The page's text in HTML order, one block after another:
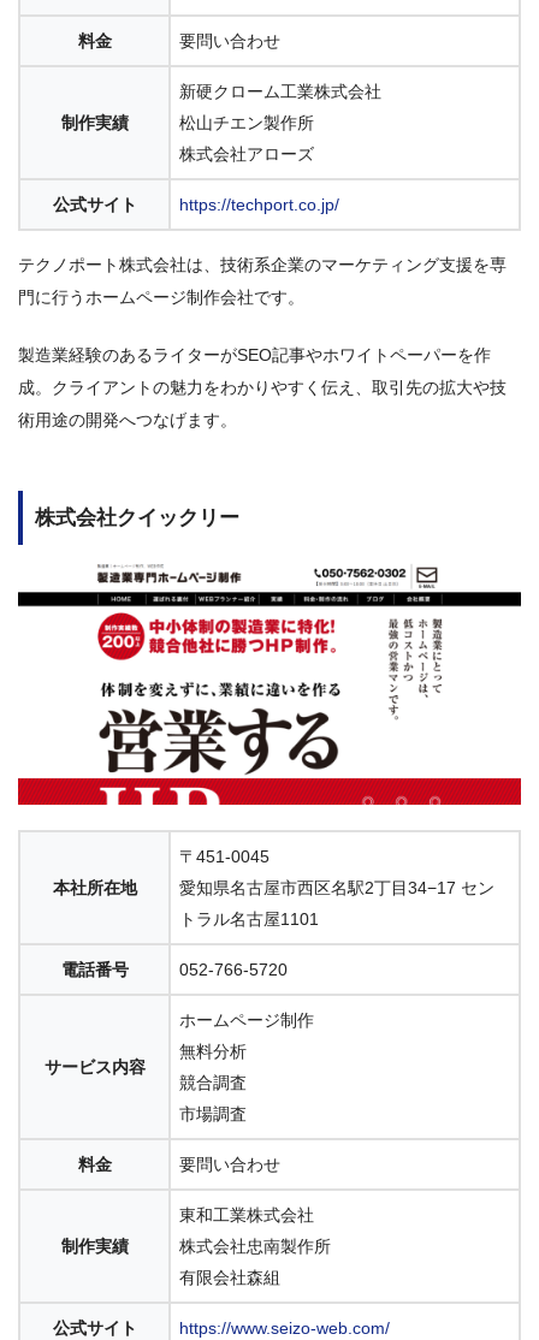
料金 要問い合わせ
制作実績
新硬クローム工業株式会社
松山チエン製作所
株式会社アローズ
公式サイト https://techport.co.jp/
テクノポート株式会社は、技術系企業のマーケティング支援を専
門に行うホームページ制作会社です。
製造業経験のあるライターがSEO記事やホワイトペーパーを作
成。クライアントの魅力をわかりやすく伝え、取引先の拡大や技
術用途の開発へつなげます。
株式会社クイックリー
本社所在地
〒451-0045
愛知県名古屋市西区名駅2丁目34−17 セン
トラル名古屋1101
電話番号 052-766-5720
サービス内容
ホームページ制作
無料分析
競合調査
市場調査
料金 要問い合わせ
制作実績
東和工業株式会社
株式会社忠南製作所
有限会社森組
公式サイト https://www.seizo-web.com/